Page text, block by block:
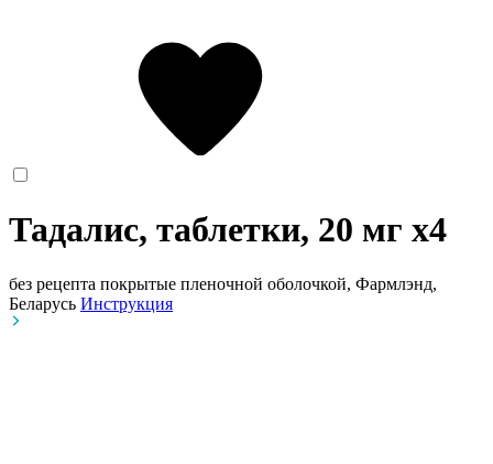
Тадалис, таблетки, 20 мг x4
без рецепта покрытые пленочной оболочкой, Фармлэнд,
Беларусь Инструкция